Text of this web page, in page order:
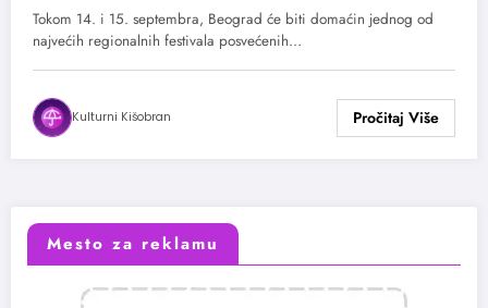
Tokom 14. i 15. septembra, Beograd će biti domaćin jednog od
najvećih regionalnih festivala posvećenih…
Kulturni Kišobran
Mesto za reklamu